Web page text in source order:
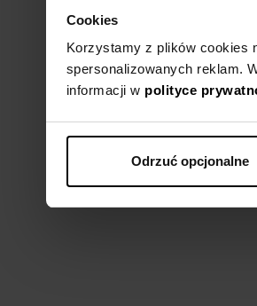
Cookies
Korzystamy z plików cookies
spersonalizowanych reklam.
informacji w polityce
Odrzuć opcjonalne